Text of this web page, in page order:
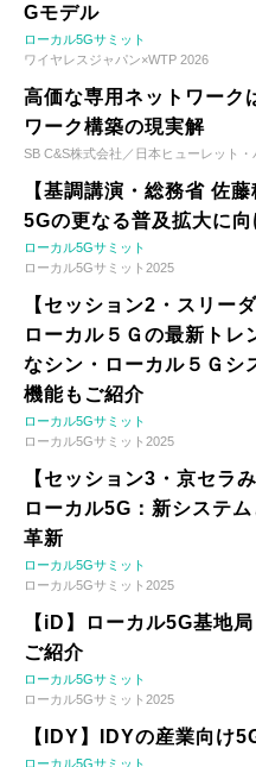
Gモデル
ローカル5Gサミット
ワイヤレスジャパン×WTP 2026
高価な専用ネットワーク
ワーク構築の現実解
SB C&S株式会社／日本ヒューレット
【基調講演・総務省 佐
5Gの更なる普及拡大に向
ローカル5Gサミット
ローカル5Gサミット2025
【セッション2・スリー
ローカル５Ｇの最新ト
なシン・ローカル５Ｇシ
機能もご紹介
ローカル5Gサミット
ローカル5Gサミット2025
【セッション3・京セラ
ローカル5G：新システ
革新
ローカル5Gサミット
ローカル5Gサミット2025
【iD】ローカル5G基地
ご紹介
ローカル5Gサミット
ローカル5Gサミット2025
【IDY】IDYの産業向け
ローカル5Gサミット